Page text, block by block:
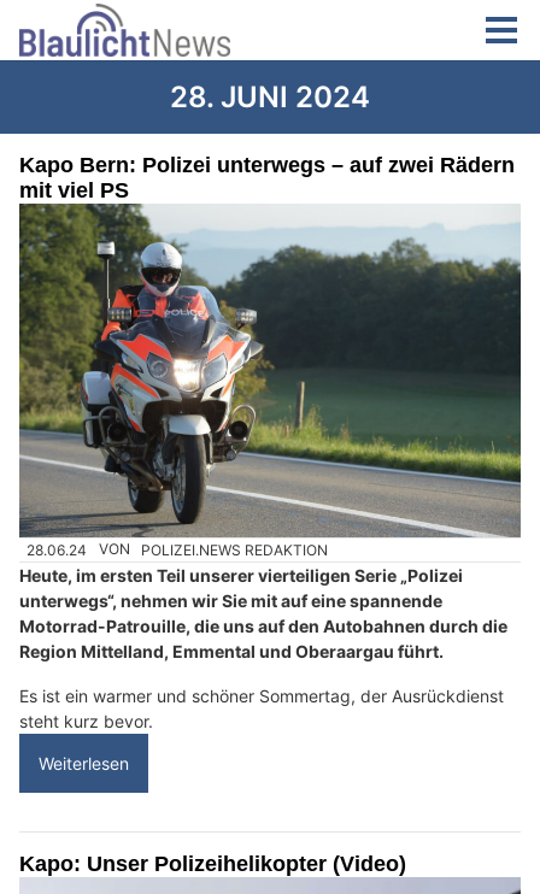
28. JUNI 2024
Kapo Bern: Polizei unterwegs – auf zwei Rädern
mit viel PS
28.06.24 VON POLIZEI.NEWS REDAKTION
Heute, im ersten Teil unserer vierteiligen Serie „Polizei
unterwegs“, nehmen wir Sie mit auf eine spannende
Motorrad-Patrouille, die uns auf den Autobahnen durch die
Region Mittelland, Emmental und Oberaargau führt.
Es ist ein warmer und schöner Sommertag, der Ausrückdienst
steht kurz bevor.
Weiterlesen
Kapo: Unser Polizeihelikopter (Video)